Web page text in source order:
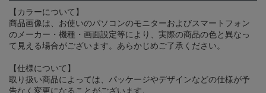
【カラーについて】
商品画像は、お使いのパソコンのモニターおよびスマートフォン
のメーカー・機種・画面設定等により、実際の商品の色と異なっ
て見える場合がございます。あらかじめご了承ください。
【仕様について】
取り扱い商品によっては、パッケージやデザインなどの仕様が予
告なく変更になることがございます。